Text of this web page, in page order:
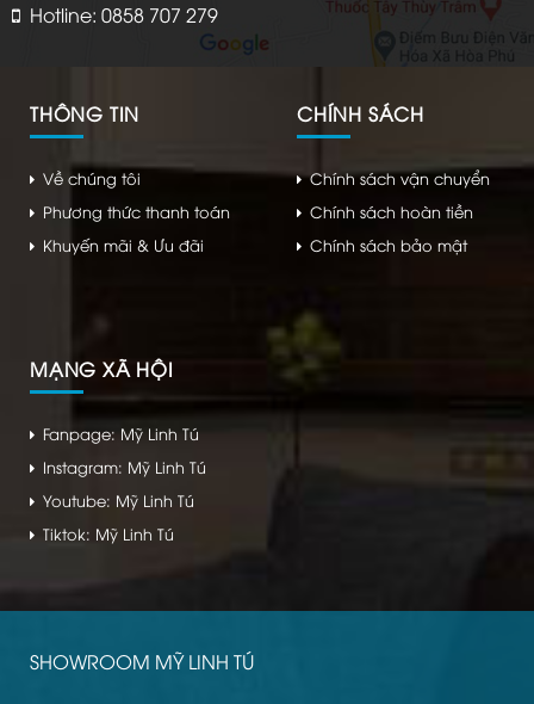
Hotline: 0858 707 279
THÔNG TIN
Về chúng tôi
Phương thức thanh toán
Khuyến mãi & Ưu đãi
CHÍNH SÁCH
Chính sách vận chuyển
Chính sách hoàn tiền
Chính sách bảo mật
MẠNG XÃ HỘI
Fanpage: Mỹ Linh Tú
Instagram: Mỹ Linh Tú
Youtube: Mỹ Linh Tú
Tiktok: Mỹ Linh Tú
SHOWROOM MỸ LINH TÚ